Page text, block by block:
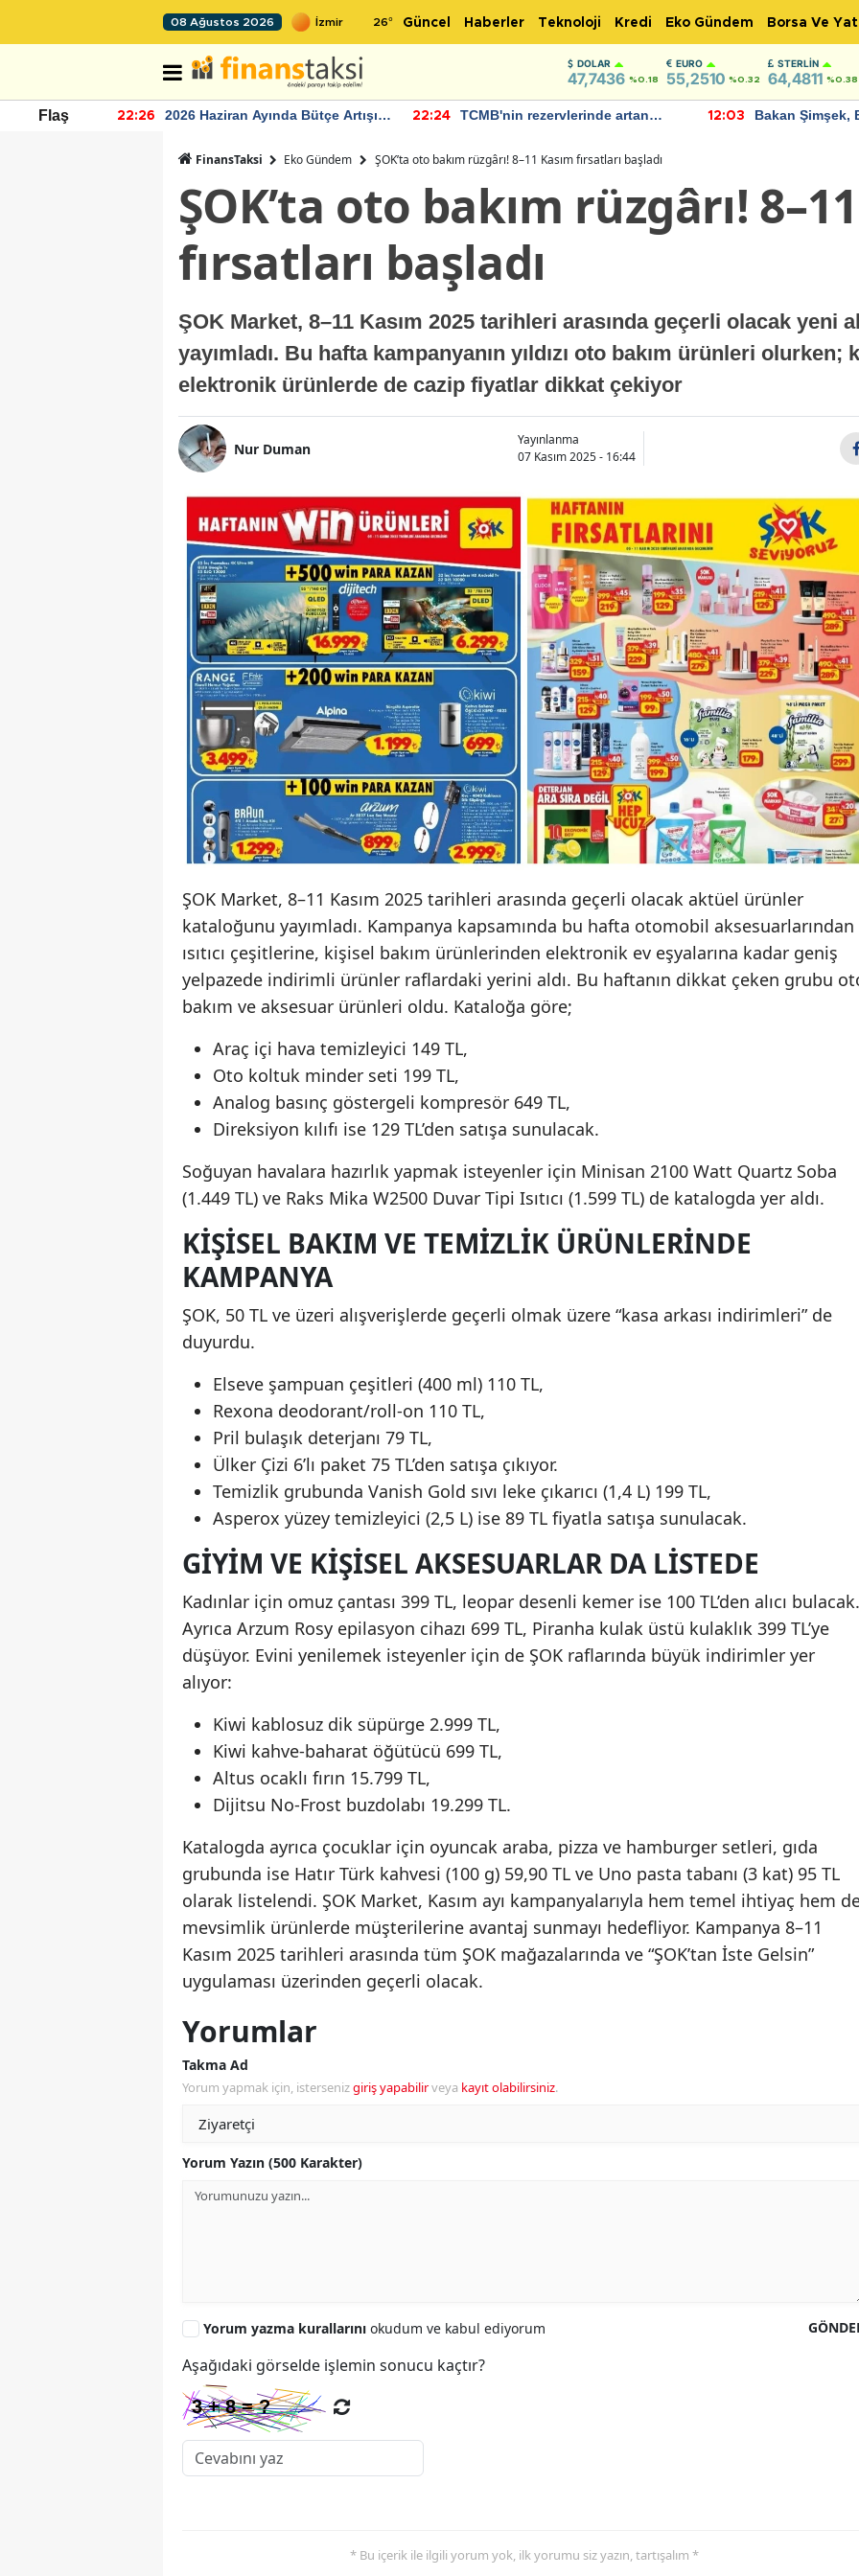
08 Ağustos 2026 26° Güncel Haberler Teknoloji Kredi Eko Gündem Borsa Ve
DOLAR
47,7436 %0.18
EURO
55,2510 %0.32
STERLIN
64,4811 %0.38
Flaş 22:26
2026 Haziran Ayında Bütçe Artışı
22:24
TCMB'nin rezervlerinde artan
12:03
Bakan Şimşek,
FinansTaksi Eko Gündem ŞOK’ta oto bakım rüzgârı! 8–11 Kasım fırsatları başladı
ŞOK’ta oto bakım rüzgârı!
fırsatları başladı
ŞOK Market, 8–11 Kasım 2025 tarihleri arasında geçerli olacak yeni
yayımladı. Bu hafta kampanyanın yıldızı oto bakım ürünleri
elektronik ürünlerde de cazip fiyatlar dikkat çekiyor
Nur Duman
Yayınlanma
07 Kasım 2025 - 16:44
ŞOK Market, 8–11 Kasım 2025 tarihleri arasında geçerli olacak aktüel ürünler
kataloğunu yayımladı. Kampanya kapsamında bu hafta otomobil aksesuarlarından
ısıtıcı çeşitlerine, kişisel bakım ürünlerinden elektronik ev eşyalarına kadar geniş
yelpazede indirimli ürünler raflardaki yerini aldı. Bu haftanın dikkat çeken grubu
bakım ve aksesuar ürünleri oldu. Kataloğa göre;
Araç içi hava temizleyici 149 TL,
Oto koltuk minder seti 199 TL,
Analog basınç göstergeli kompresör 649 TL,
Direksiyon kılıfı ise 129 TL’den satışa sunulacak.
Soğuyan havalara hazırlık yapmak isteyenler için Minisan 2100 Watt Quartz Soba
(1.449 TL) ve Raks Mika W2500 Duvar Tipi Isıtıcı (1.599 TL) de katalogda yer aldı.
KIŞISEL BAKIM VE TEMIZLIK ÜRÜNLERINDE
KAMPANYA
ŞOK, 50 TL ve üzeri alışverişlerde geçerli olmak üzere “kasa arkası indirimleri” de
duyurdu.
Elseve şampuan çeşitleri (400 ml) 110 TL,
Rexona deodorant/roll-on 110 TL,
Pril bulaşık deterjanı 79 TL,
Ülker Çizi 6’lı paket 75 TL’den satışa çıkıyor.
Temizlik grubunda Vanish Gold sıvı leke çıkarıcı (1,4 L) 199 TL,
Asperox yüzey temizleyici (2,5 L) ise 89 TL fiyatla satışa sunulacak.
GIYIM VE KIŞISEL AKSESUARLAR DA LISTEDE
Kadınlar için omuz çantası 399 TL, leopar desenli kemer ise 100 TL’den alıcı bulacak.
Ayrıca Arzum Rosy epilasyon cihazı 699 TL, Piranha kulak üstü kulaklık 399 TL’ye
düşüyor. Evini yenilemek isteyenler için de ŞOK raflarında büyük indirimler yer
alıyor:
Kiwi kablosuz dik süpürge 2.999 TL,
Kiwi kahve-baharat öğütücü 699 TL,
Altus ocaklı fırın 15.799 TL,
Dijitsu No-Frost buzdolabı 19.299 TL.
Katalogda ayrıca çocuklar için oyuncak araba, pizza ve hamburger setleri, gıda
grubunda ise Hatır Türk kahvesi (100 g) 59,90 TL ve Uno pasta tabanı (3 kat) 95 TL
olarak listelendi. ŞOK Market, Kasım ayı kampanyalarıyla hem temel ihtiyaç hem
mevsimlik ürünlerde müşterilerine avantaj sunmayı hedefliyor. Kampanya 8–11
Kasım 2025 tarihleri arasında tüm ŞOK mağazalarında ve “ŞOK’tan İste Gelsin”
uygulaması üzerinden geçerli olacak.
Yorumlar
Takma Ad
Yorum yapmak için, istersenizgiriş yapabilirveya kayıt olabilirsiniz.
Yorum Yazın (500 Karakter)
Yorum yazma kurallarını okudum ve kabul ediyorum
Aşağıdaki görselde işlemin sonucu kaçtır?
* Bu içerik ile ilgili yorum yok, ilk yorumu siz yazın, tartışalım *